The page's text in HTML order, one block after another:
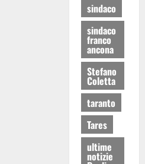
sindaco
sindaco
franco
ancona
Stefano
Coletta
taranto
Tares
ultime
notizie